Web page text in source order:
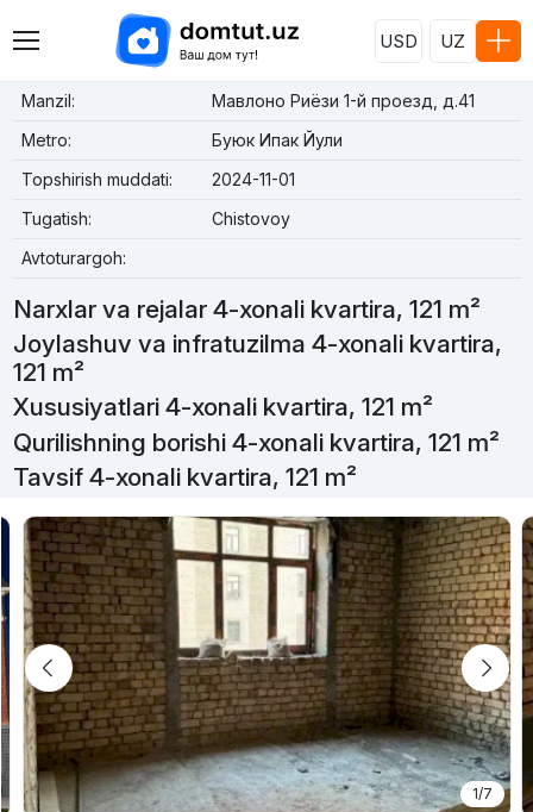
USD UZ
Manzil:
Мавлоно Риёзи 1-й проезд, д.41
Metro:
Буюк Ипак Йули
Topshirish muddati:
2024-11-01
Tugatish:
Chistovoy
Avtoturargoh:
Narxlar va rejalar 4-xonali kvartira, 121 m²
Joylashuv va infratuzilma 4-xonali kvartira,
121 m²
Xususiyatlari 4-xonali kvartira, 121 m²
Qurilishning borishi 4-xonali kvartira, 121 m²
Tavsif 4-xonali kvartira, 121 m²
1/7